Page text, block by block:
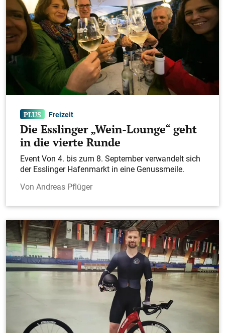
Freizeit
Die Esslinger „Wein-Lounge“ geht
in die vierte Runde
Event Von 4. bis zum 8. September verwandelt sich
der Esslinger Hafenmarkt in eine Genussmeile.
Andreas Pflüger